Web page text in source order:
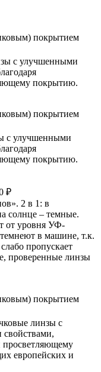
покрытием
с улучшенными
покрытию.
покрытием
с улучшенными
покрытию.
₽
2 в 1: в
солнце – темные.
от уровня УФ-
в машине, т.к.
пропускает
проверенные линзы
покрытием
линзы с
просветляющему
европейских и